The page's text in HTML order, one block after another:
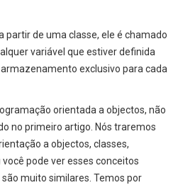
partir de uma classe, ele é chamado
variável que estiver definida
exclusivo para cada
orientada a objectos, não
no primeiro artigo. Nós traremos
a objectos, classes,
pode ver esses conceitos
muito similares. Temos por